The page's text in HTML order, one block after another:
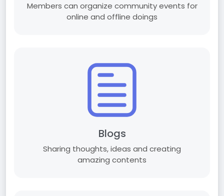
Members can organize community events for
online and offline doings
Blogs
Sharing thoughts, ideas and creating
amazing contents